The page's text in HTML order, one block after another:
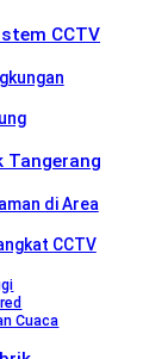
CCTV
Tangerang
di Area
CCTV
Cuaca